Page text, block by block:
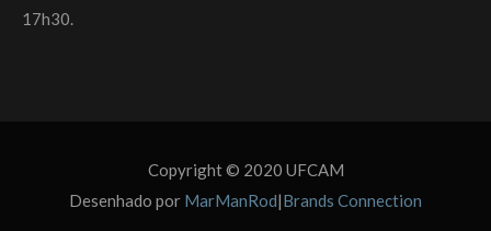
17h30.
Copyright © 2020 UFCAM
Desenhado por MarManRod|Brands Connection